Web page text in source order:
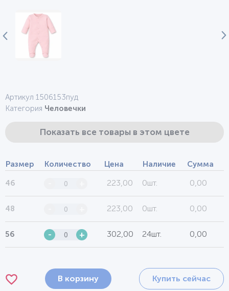
Артикул 1506153пуд
Категория Человечки
Показать все товары в этом цвете
Размер Количество Цена Наличие Сумма
46 223,00 0шт. 0,00
48 223,00 0шт. 0,00
56 - + 302,00 24шт. 0,00
В корзину Купить сейчас